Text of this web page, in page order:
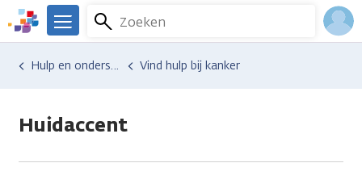
Overslaan
en
naar
We
er
Kanker.nl
Zoeken
Menu
Hulp en ondersteuning Vind hulp bij kanker
Huidaccent